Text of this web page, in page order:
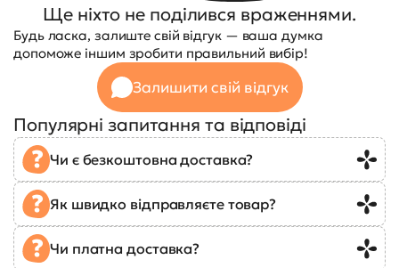
Ще ніхто не поділився враженнями.
Будь ласка, залиште свій відгук — ваша думка
допоможе іншим зробити правильний вибір!
Залишити свій відгук
Популярні запитання та відповіді
Чи є безкоштовна доставка?
Як швидко відправляєте товар?
Чи платна доставка?